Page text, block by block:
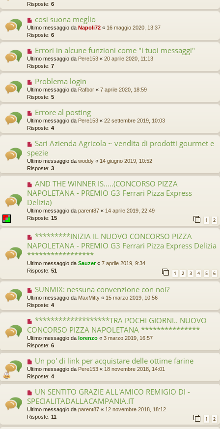
Risposte: 6
cosi suona meglio
Ultimo messaggio da Napoli72 « 16 maggio 2020, 13:37
Risposte: 6
Errori in alcune funzioni come "i tuoi messaggi"
Ultimo messaggio da Pere153 « 20 aprile 2020, 11:13
Risposte: 7
Problema login
Ultimo messaggio da Rafbor « 7 aprile 2020, 18:59
Risposte: 5
Errore al posting
Ultimo messaggio da Pere153 « 22 settembre 2019, 10:03
Risposte: 4
Sari Azienda Agricola ~ vendita di prodotti gourmet e
spezie
Ultimo messaggio da woddy « 14 giugno 2019, 10:52
Risposte: 3
AND THE WINNER IS.....(CONCORSO PIZZA
NAPOLETANA - PREMIO G3 Ferrari Pizza Express
Delizia)
Ultimo messaggio da parent87 « 14 aprile 2019, 22:49
Risposte: 15 1 2
*********INIZIA IL NUOVO CONCORSO PIZZA
NAPOLETANA - PREMIO G3 Ferrari Pizza Express Delizia
*****************
Ultimo messaggio da Sauzer« 7 aprile 2019, 9:34
Risposte: 51 1 2 3 4 5 6
SUNMIX: nessuna convenzione con noi?
Ultimo messaggio da MaxMitty « 15 marzo 2019, 10:56
Risposte: 4
*******************TRA POCHI GIORNI.. NUOVO
CONCORSO PIZZA NAPOLETANA ***************
Ultimo messaggio da lorenzo « 3 marzo 2019, 16:57
Risposte: 6
Un po' di link per acquistare delle ottime farine
Ultimo messaggio da Pere153 « 18 novembre 2018, 14:01
Risposte: 4
UN SENTITO GRAZIE ALL'AMICO REMIGIO DI -
SPECIALITADALLACAMPANIA.IT
Ultimo messaggio da parent87 « 12 novembre 2018, 18:12
Risposte: 11 1 2